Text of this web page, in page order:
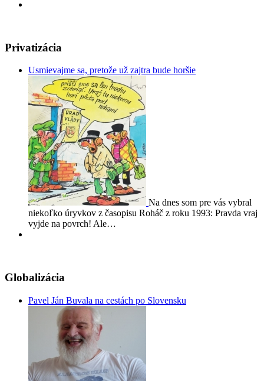
Privatizácia
Usmievajme sa, pretože už zajtra bude horšie
Na dnes som pre vás vybral
niekoľko úryvkov z časopisu Roháč z roku 1993: Pravda vraj
vyjde na povrch! Ale…
Globalizácia
Pavel Ján Buvala na cestách po Slovensku